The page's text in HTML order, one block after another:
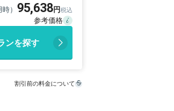
） 95,638
ンを探す
割引前の料金について